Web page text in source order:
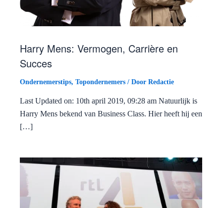
Harry Mens: Vermogen, Carrière en
Succes
Ondernemerstips, Topondernemers / Door Redactie
Last Updated on: 10th april 2019, 09:28 am Natuurlijk is
Harry Mens bekend van Business Class. Hier heeft hij een
[…]